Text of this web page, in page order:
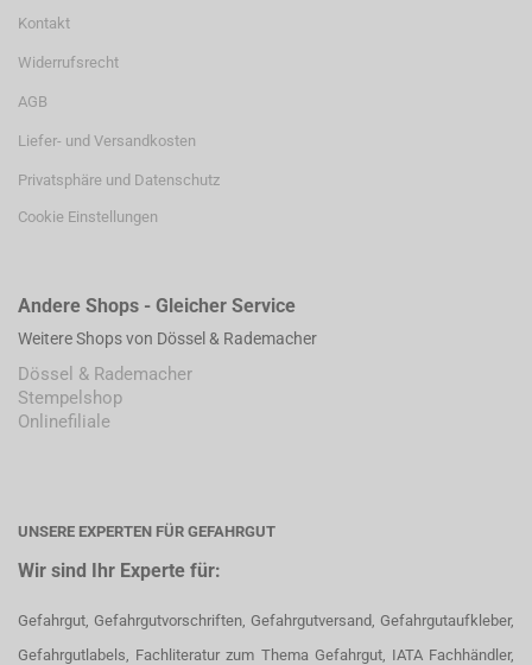
Kontakt
Widerrufsrecht
AGB
Liefer- und Versandkosten
Privatsphäre und Datenschutz
Cookie Einstellungen
Andere Shops - Gleicher Service
Weitere Shops von Dössel & Rademacher
Dössel & Rademacher
Stempelshop
Onlinefiliale
UNSERE EXPERTEN FÜR GEFAHRGUT
Wir sind Ihr Experte für:
Gefahrgut, Gefahrgutvorschriften, Gefahrgutversand, Gefahrgutaufkleber,
Gefahrgutlabels, Fachliteratur zum Thema Gefahrgut, IATA Fachhändler,